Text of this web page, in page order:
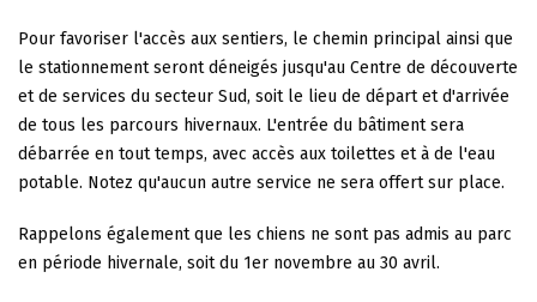
Pour favoriser l'accès aux sentiers, le chemin principal ainsi que
le stationnement seront déneigés jusqu'au Centre de découverte
et de services du secteur Sud, soit le lieu de départ et d'arrivée
de tous les parcours hivernaux. L'entrée du bâtiment sera
débarrée en tout temps, avec accès aux toilettes et à de l'eau
potable. Notez qu'aucun autre service ne sera offert sur place.
Rappelons également que les chiens ne sont pas admis au parc
en période hivernale, soit du 1er novembre au 30 avril.